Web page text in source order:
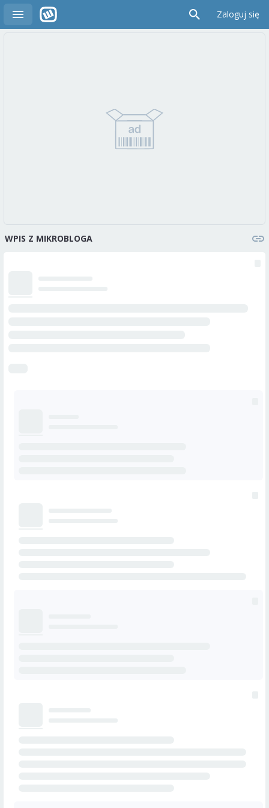
Zaloguj się
WPIS Z MIKROBLOGA